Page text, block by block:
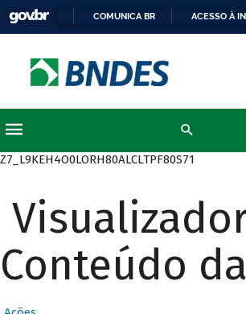
COMUNICA BR ACESSO À
Z7_L9KEH4O0LORH80ALCLTPF80S71
Conteúdo